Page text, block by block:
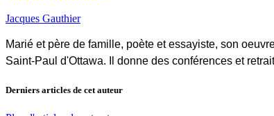
Jacques Gauthier
Marié et père de famille, poète et essayiste, son
Saint-Paul d'Ottawa. Il donne des conférences et
Derniers articles de cet auteur